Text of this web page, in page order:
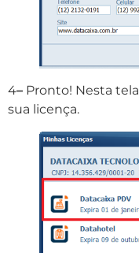
4– Pronto! Nesta
sua licença.